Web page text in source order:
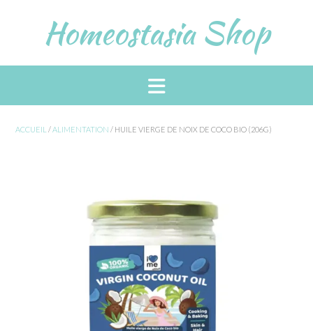
Homeostasia Shop
ACCUEIL /ALIMENTATION / HUILE VIERGE DE NOIX DE COCO BIO (206G)